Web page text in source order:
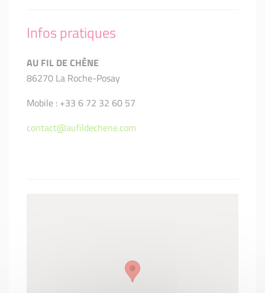
Infos pratiques
AU FIL DE CHÊNE
86270 La Roche-Posay
Mobile : +33 6 72 32 60 57
contact@aufildechene.com